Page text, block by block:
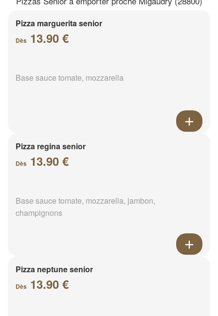
Pizza marguerita senior
Dès 13.90 €
Base sauce tomate, mozzarella
Pizza regina senior
Dès 13.90 €
Base sauce tomate, mozzarella, jambon,
champignons
Pizza neptune senior
Dès 13.90 €